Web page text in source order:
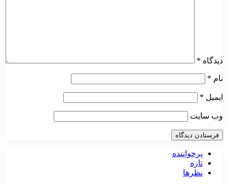
دیدگاه *
نام *
ایمیل *
وب‌ سایت
پرخواننده
تازه
نظرها